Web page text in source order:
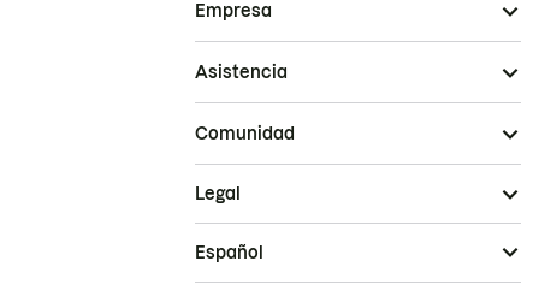
Empresa
Asistencia
Comunidad
Legal
Español